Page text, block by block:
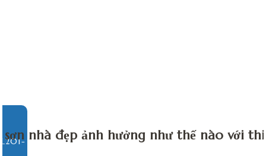
sơn nhà đẹp ảnh hưởng như thế nào với